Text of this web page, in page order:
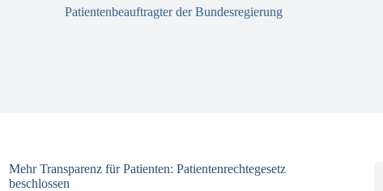
Patientenbeauftragter der Bundesregierung
Mehr Transparenz für Patienten: Patientenrechtegesetz
beschlossen